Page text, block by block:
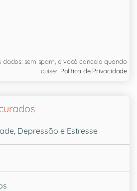
dados: sem spam, e você cancela quando
quiser. Política de Privacidade
Depressão e Estresse